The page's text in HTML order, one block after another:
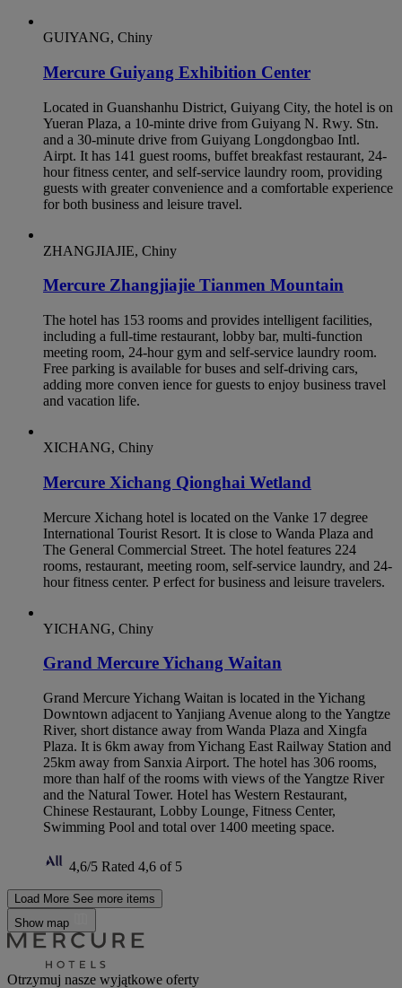
GUIYANG, Chiny
Mercure Guiyang Exhibition Center
Located in Guanshanhu District, Guiyang City, the hotel is on
Yueran Plaza, a 10-minte drive from Guiyang N. Rwy. Stn.
and a 30-minute drive from Guiyang Longdongbao Intl.
Airpt. It has 141 guest rooms, buffet breakfast restaurant, 24-
hour fitness center, and self-service laundry room, providing
guests with greater convenience and a comfortable experience
for both business and leisure travel.
ZHANGJIAJIE, Chiny
Mercure Zhangjiajie Tianmen Mountain
The hotel has 153 rooms and provides intelligent facilities,
including a full-time restaurant, lobby bar, multi-function
meeting room, 24-hour gym and self-service laundry room.
Free parking is available for buses and self-driving cars,
adding more conven ience for guests to enjoy business travel
and vacation life.
XICHANG, Chiny
Mercure Xichang Qionghai Wetland
Mercure Xichang hotel is located on the Vanke 17 degree
International Tourist Resort. It is close to Wanda Plaza and
The General Commercial Street. The hotel features 224
rooms, restaurant, meeting room, self-service laundry, and 24-
hour fitness center. P erfect for business and leisure travelers.
YICHANG, Chiny
Grand Mercure Yichang Waitan
Grand Mercure Yichang Waitan is located in the Yichang
Downtown adjacent to Yanjiang Avenue along to the Yangtze
River, short distance away from Wanda Plaza and Xingfa
Plaza. It is 6km away from Yichang East Railway Station and
25km away from Sanxia Airport. The hotel has 306 rooms,
more than half of the rooms with views of the Yangtze River
and the Natural Tower. Hotel has Western Restaurant,
Chinese Restaurant, Lobby Lounge, Fitness Center,
Swimming Pool and total over 1400 meeting space.
4,6/5 Rated 4,6 of 5
Load More See more items
Show map
Otrzymuj nasze wyjątkowe oferty